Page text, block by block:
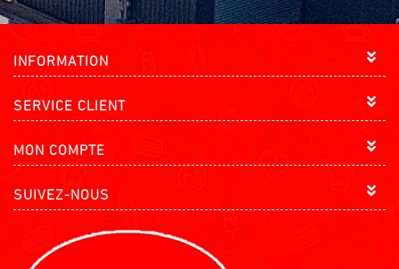
INFORMATION
SERVICE CLIENT
MON COMPTE
SUIVEZ-NOUS